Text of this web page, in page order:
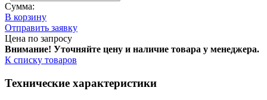
Сумма:
В корзину
Отправить заявку
Цена по запросу
Внимание! Уточняйте цену и наличие товара у менеджера.
К списку товаров
Технические характеристики